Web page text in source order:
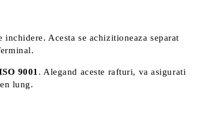
Acesta se achizitioneaza separat
9001 . Alegand aceste rafturi, va asigurati
lung.